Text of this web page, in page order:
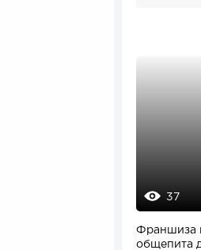
37
Франшиза
общепита